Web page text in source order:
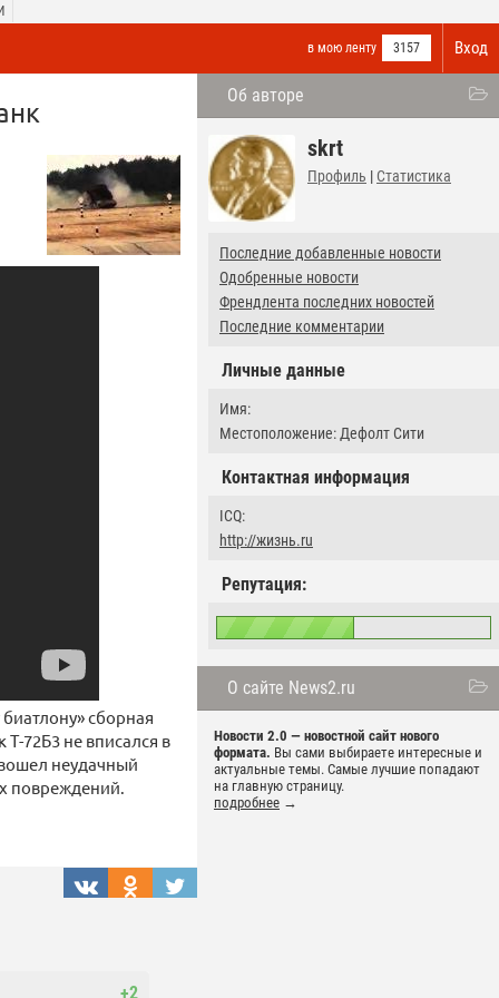
Вход
в мою ленту 3157
Об авторе
skrt
Профиль | Статистика
Последние добавленные новости
Одобренные новости
Френдлента последних новостей
Последние комментарии
Личные данные
Имя:
Местоположение: Дефолт Сити
Контактная информация
ICQ:
http://жизнь.ru
Репутация:
О сайте News2.ru
Новости 2.0 — новостной сайт нового
формата. Вы сами выбираете интересные и
актуальные темы. Самые лучшие попадают
на главную страницу.
подробнее →
сборная
Т-72Б3 не вписался в
неудачный
повреждений.
+2